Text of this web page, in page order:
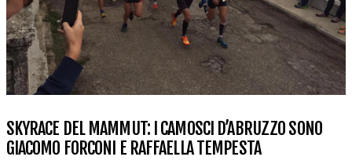
SKYRACE DEL MAMMUT: I CAMOSCI D’ABRUZZO SONO
GIACOMO FORCONI E RAFFAELLA TEMPESTA